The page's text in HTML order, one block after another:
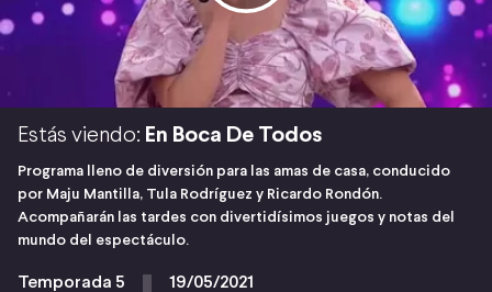
Estás viendo: En Boca De Todos
Programa lleno de diversión para las amas de casa, conducido
por Maju Mantilla, Tula Rodríguez y Ricardo Rondón.
Acompañarán las tardes con divertidísimos juegos y notas del
mundo del espectáculo.
Temporada 5 19/05/2021